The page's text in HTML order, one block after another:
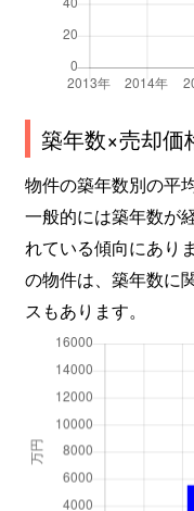
築年数×売却価
物件の築年数別の平
一般的には築年数が
れている傾向にあり
の物件は、築年数に
スもあります。